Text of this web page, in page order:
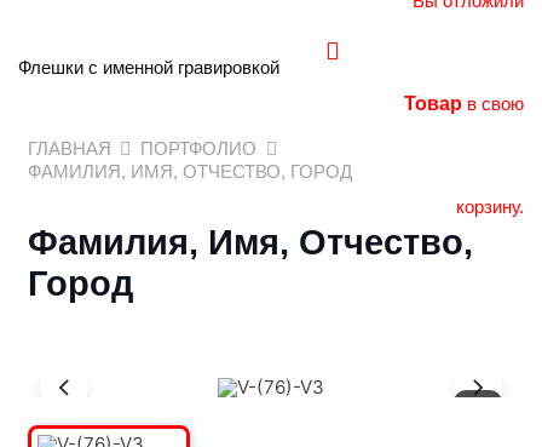
Флешки с именной гравировкой
Товарв свою
корзину.
ГЛАВНАЯ
ПОРТФОЛИО
ФАМИЛИЯ, ИМЯ, ОТЧЕСТВО, ГОРОД
Фамилия, Имя, Отчество,
Город
1/3